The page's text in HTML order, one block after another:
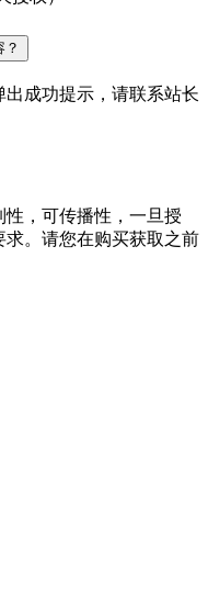
成功提示，请联系站长
，可传播性，一旦授
。请您在购买获取之前